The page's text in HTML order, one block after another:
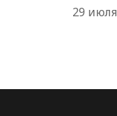
29